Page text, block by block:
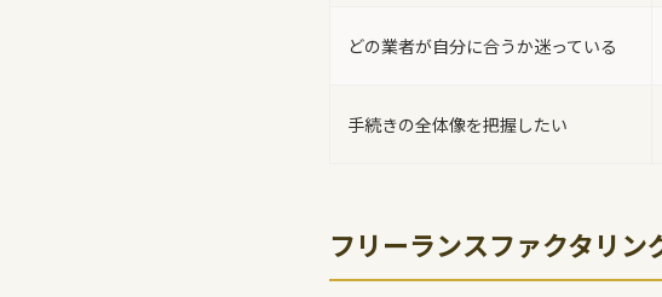
どの業者が自分に合うか迷っている
手続きの全体像を把握したい
フリーランスファクタリ